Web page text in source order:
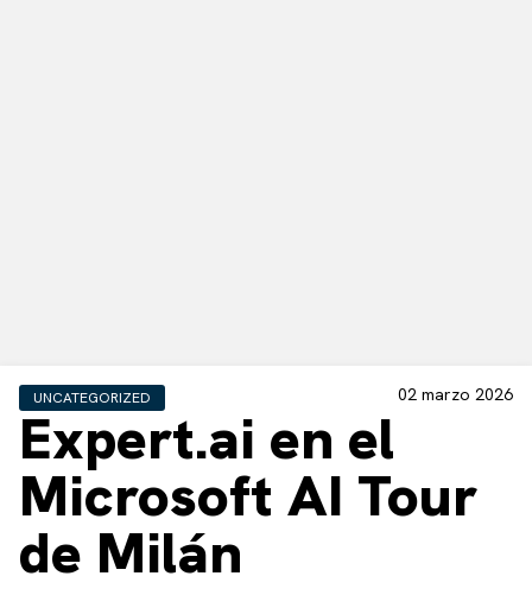
UNCATEGORIZED 02 marzo 2026
Expert.ai en el
Microsoft AI Tour
de Milán